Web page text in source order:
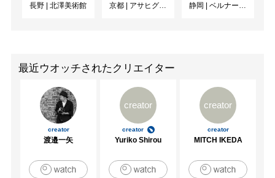
長野 | 北澤美術館
京都 | アサヒグループ大山崎山荘美術館
静岡 | ベルナール・ビュフェ美術館
最近ウオッチされたクリエイター
creator
渡邉一矢
creator
creator
Yuriko Shirou
creator
creator
MITCH IKEDA